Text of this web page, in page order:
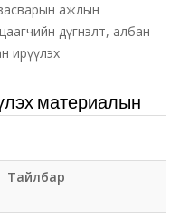
ажлын
дүгнэлт, албан
ирүүлэх
материалын
Тайлбар